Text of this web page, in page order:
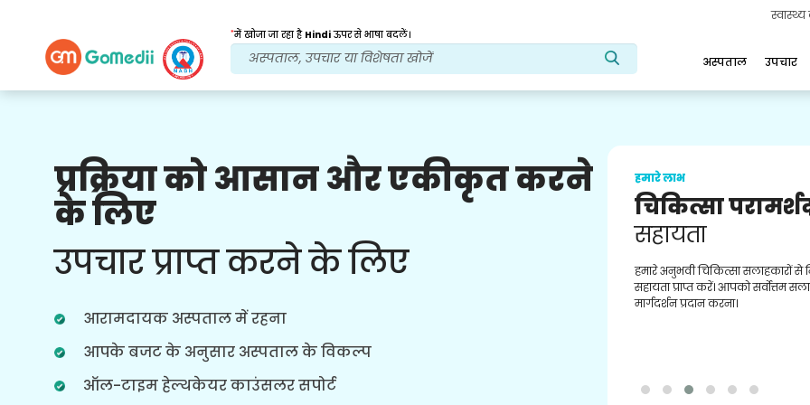
*में खोजा जा रहा है Hindiऊपर से भाषा बदलें।
अस्पताल उपचार
प्रक्रिया को आसान और एकीकृत करने
के लिए
उपचार प्राप्त करने के लिए
आरामदायक अस्पताल में रहना
आपके बजट के अनुसार अस्पताल के विकल्प
ऑल-टाइम हेल्थकेयर काउंसलर सपोर्ट
हमारे लाभ
इलाज के बाद
देखभाल
हर समय आपकी समस्याओं का समाधान करने
जरूरतों पर नियमित अपडेट।
हमारे लाभ
चिकित्सा
सहायता
हमारे अनुभवी चिकित्सा सलाहकारों से
सहायता प्राप्त करें। आपको सर्वोत्तम
मार्गदर्शन प्रदान करना।